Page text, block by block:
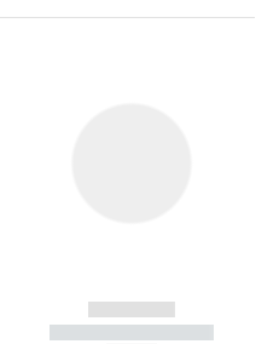
------------
----------- -----------